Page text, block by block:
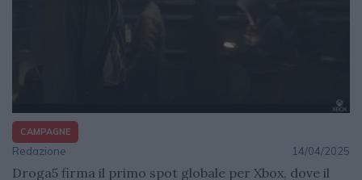
CAMPAGNE
Redazione 14/04/2025
Droga5 firma il primo spot globale per Xbox, dove il